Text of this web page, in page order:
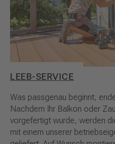
LEEB-SERVICE
Was passgenau beginnt,
Nachdem Ihr Balkon oder
vorgefertigt wurde, werden
mit einem unserer